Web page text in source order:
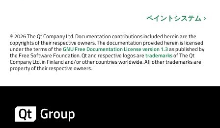
ペイントシステム
©2026 The Qt Company Ltd. Documentation contributions included herein are the
copyrights of their respective owners. The documentation provided herein is licensed
under the terms of theGNU Free Documentation License version 1.3as published by
the Free Software Foundation. Qt and respective logos aretrademarksof The Qt
Company Ltd. in Finland and/or other countries worldwide. All other trademarks are
property of their respective owners.